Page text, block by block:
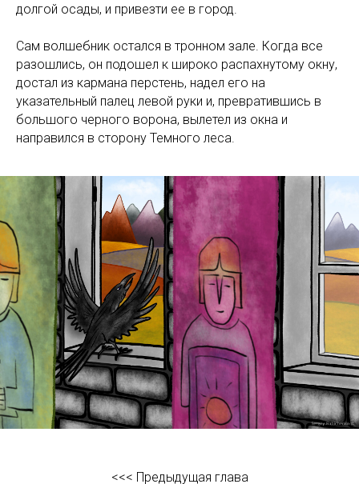
долгой осады, и привезти ее в город.
Сам волшебник остался в тронном зале. Когда все
разошлись, он подошел к широко распахнутому окну,
достал из кармана перстень, надел его на
указательный палец левой руки и, превратившись в
большого черного ворона, вылетел из окна и
направился в сторону Темного леса.
<<< Предыдущая глава